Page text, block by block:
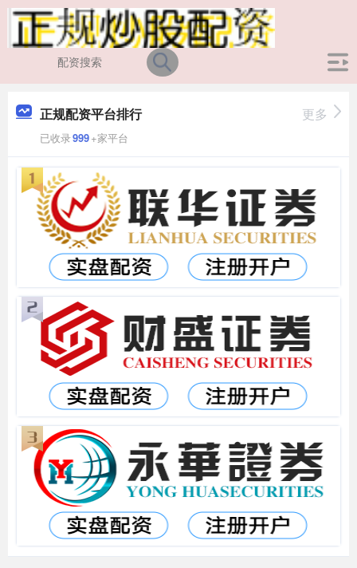
正规配资平台排行
已收录999+家平台
更多